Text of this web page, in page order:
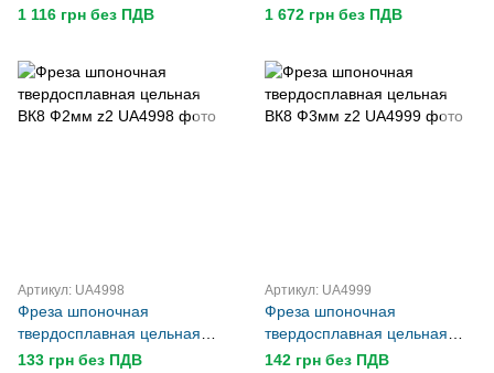
ВК8 Ф12mm z2
1 116 грн без ПДВ
ВК8 Ф14mm z2
1 672 грн без ПДВ
Артикул: UA4998
Фреза шпоночная
твердосплавная цельная
ВК8 Ф2мм z2
133 грн без ПДВ
Артикул: UA4999
Фреза шпоночная
твердосплавная цельная
ВК8 Ф3мм z2
142 грн без ПДВ